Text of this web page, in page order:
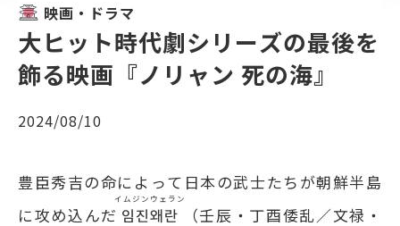
映画・ドラマ
大ヒット時代劇シリーズの最後を
飾る映画『ノリャン 死の海』
2024/08/10
豊臣秀吉の命によって日本の武士たちが朝鮮半島
に攻め込んだ 임진왜란
イムジンウェラン
（壬辰・丁酉倭乱／文禄・